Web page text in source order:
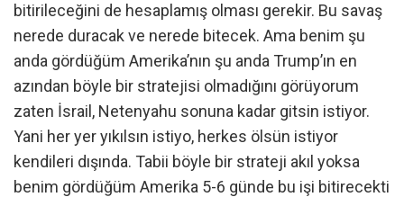
bitirileceğini de hesaplamış olması gerekir. Bu savaş
nerede duracak ve nerede bitecek. Ama benim şu
anda gördüğüm Amerika’nın şu anda Trump’ın en
azından böyle bir stratejisi olmadığını görüyorum
zaten İsrail, Netenyahu sonuna kadar gitsin istiyor.
Yani her yer yıkılsın istiyo, herkes ölsün istiyor
kendileri dışında. Tabii böyle bir strateji akıl yoksa
benim gördüğüm Amerika 5-6 günde bu işi bitirecekti